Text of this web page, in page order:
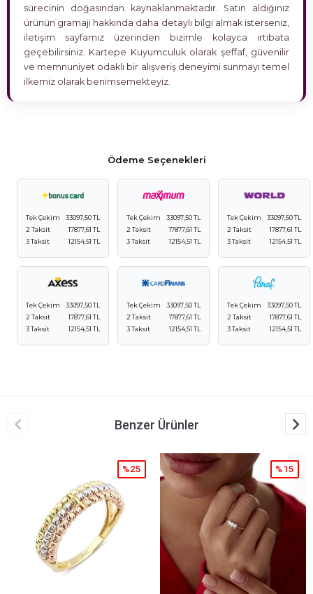
sürecinin doğasından kaynaklanmaktadır. Satın aldığınız
ürünün gramajı hakkında daha detaylı bilgi almak isterseniz,
iletişim sayfamız üzerinden bizimle kolayca irtibata
geçebilirsiniz. Kartepe Kuyumculuk olarak şeffaf, güvenilir
ve memnuniyet odaklı bir alışveriş deneyimi sunmayı temel
ilkemiz olarak benimsemekteyiz.
Ödeme Seçenekleri
Tek Çekim
33097,50 TL
2 Taksit
17877,61 TL
3 Taksit
12154,51 TL
Tek Çekim
33097,50 TL
2 Taksit
17877,61 TL
3 Taksit
12154,51 TL
Tek Çekim
33097,50 TL
2 Taksit
17877,61 TL
3 Taksit
12154,51 TL
Tek Çekim
33097,50 TL
2 Taksit
17877,61 TL
3 Taksit
12154,51 TL
Tek Çekim
33097,50 TL
2 Taksit
17877,61 TL
3 Taksit
12154,51 TL
Tek Çekim
33097,50 TL
2 Taksit
17877,61 TL
3 Taksit
12154,51 TL
Benzer Ürünler
%15 %15